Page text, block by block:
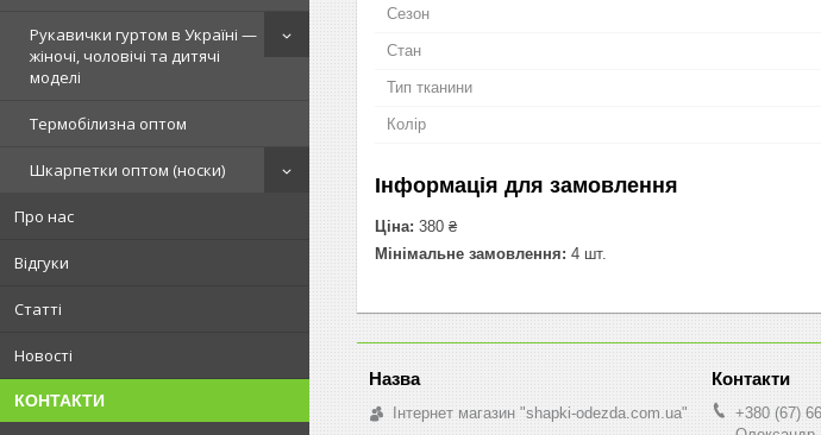
Рукавички гуртом в Україні —
жіночі, чоловічі та дитячі
моделі
Термобілизна оптом
Шкарпетки оптом (носки)
Про нас
Відгуки
Статті
Новості
КОНТАКТИ
Сезон
Стан
Тип тканини
Колір
Інформація для замовлення
Ціна: 380 ₴
Мінімальне замовлення: 4 шт.
Інтернет магазин "shapki-odezda.com.ua"
+380 (67)